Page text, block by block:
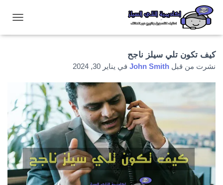
ب
ن
ق
كيف تكون تلي سيلز ناجح
نشرت من قبل John Smith في يناير 30, 2024